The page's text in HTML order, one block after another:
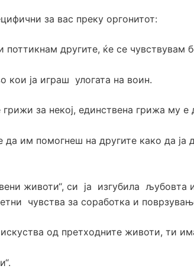
за вас преку оргонитот:
поттикнам другите, ќе се чувствувам
ја играш улогата на воин.
грижи за некој, единствена грижа му
да им помогнеш на другите како да
животи“, си ја изгубила
чувства за соработка и
од претходните животи, ти